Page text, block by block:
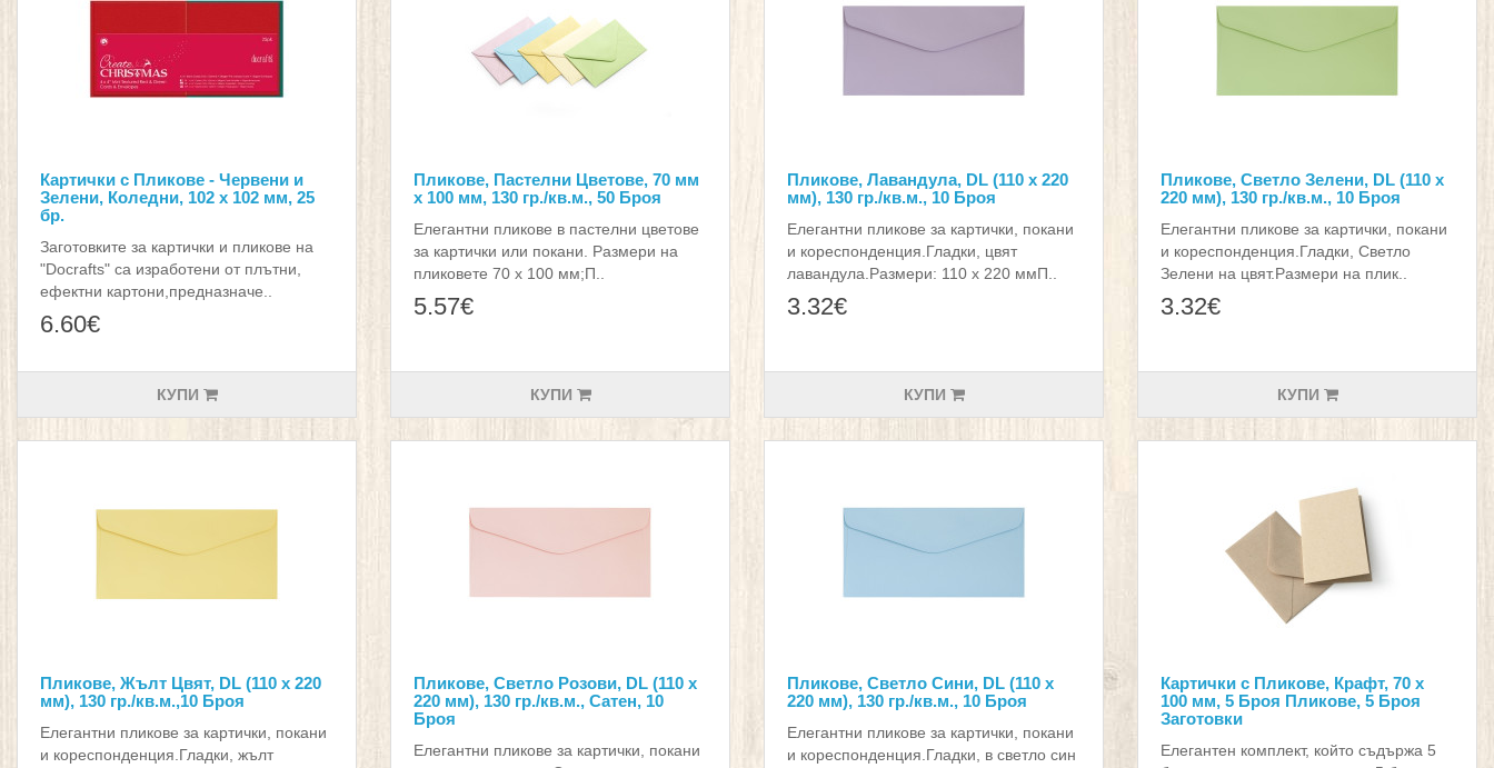
Картички с Пликове - Червени и
Зелени, Коледни, 102 х 102 мм, 25
бр.
Заготовките за картички и пликове на
"Docrafts" са изработени от плътни,
ефектни картони,предназначе..
6.60€
КУПИ
Пликове, Пастелни Цветове, 70 мм
х 100 мм, 130 гр./кв.м., 50 Броя
Елегантни пликове в пастелни цветове
за картички или покани. Размери на
пликовете 70 х 100 мм;П..
5.57€
КУПИ
Пликове, Лавандула, DL (110 х 220
мм), 130 гр./кв.м., 10 Броя
Елегантни пликове за картички, покани
и кореспонденция.Гладки, цвят
лавандула.Размери: 110 х 220 ммП..
3.32€
КУПИ
Пликове, Светло Зелени, DL (110 х
220 мм), 130 гр./кв.м., 10 Броя
Елегантни пликове за картички, покани
и кореспонденция.Гладки, Светло
Зелени на цвят.Размери на плик..
3.32€
КУПИ
Пликове, Жълт Цвят, DL (110 х 220
мм), 130 гр./кв.м.,10 Броя
Елегантни пликове за картички, покани
и кореспонденция.Гладки, жълт
Пликове, Светло Розови, DL (110 х
220 мм), 130 гр./кв.м., Сатен, 10
Броя
Елегантни пликове за картички, покани
Пликове, Светло Сини, DL (110 х
220 мм), 130 гр./кв.м., 10 Броя
Елегантни пликове за картички, покани
и кореспонденция.Гладки, в светло син
Картички с Пликове, Крафт, 70 х
100 мм, 5 Броя Пликове, 5 Броя
Заготовки
Елегантен комплект, който съдържа 5